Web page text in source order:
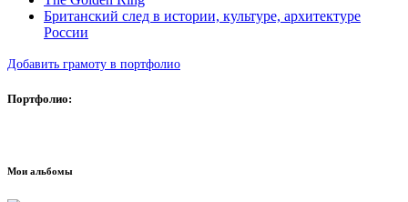
Британский след в истории, культуре, архитектуре
России
Добавить грамоту в портфолио
Портфолио:
Мои альбомы